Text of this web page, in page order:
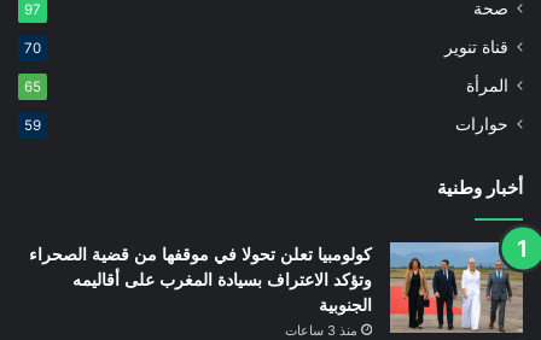
صحة 97
قناة تنوير 70
المرأة 65
حوارات 59
أخبار وطنية
كولومبيا تعلن تحولا في موقفها من قضية الصحراء
وتؤكد الاعتراف بسيادة المغرب على أقاليمه
الجنوبية
منذ 3 ساعات